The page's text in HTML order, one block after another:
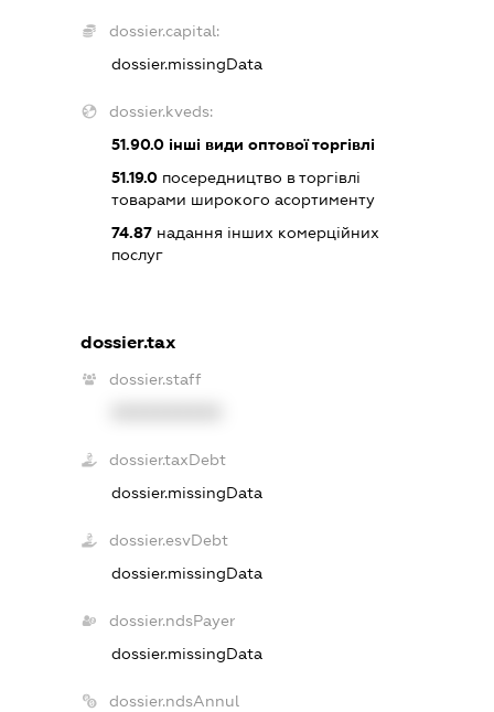
dossier.capital:
dossier.missingData
dossier.kveds:
51.90.0 інші види оптової торгівлі
51.19.0 посередництво в торгівлі
товарами широкого асортименту
74.87 надання інших комерційних
послуг
dossier.tax
dossier.staff
dossier.taxDebt
dossier.missingData
dossier.esvDebt
dossier.missingData
dossier.ndsPayer
dossier.missingData
dossier.ndsAnnul